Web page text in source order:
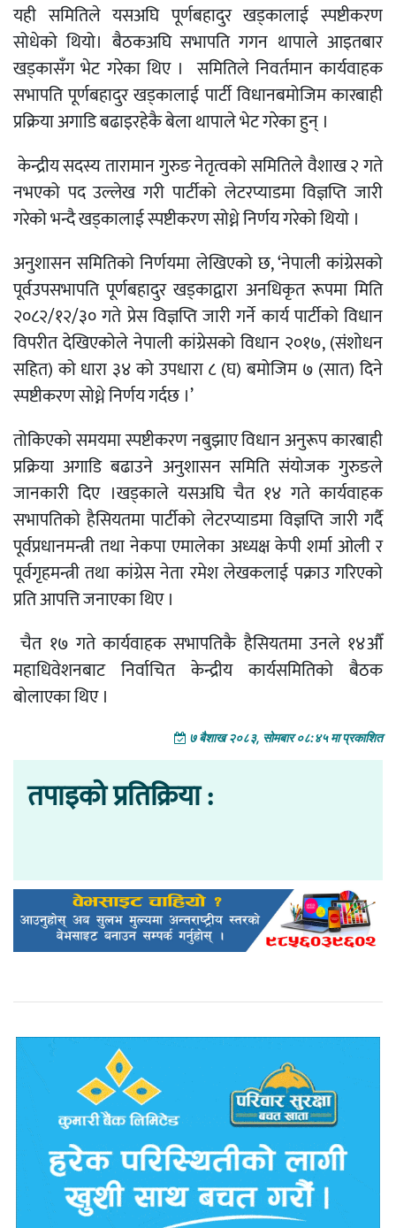
यही समितिले यसअघि पूर्णबहादुर खड्कालाई स्पष्टीकरण
सोधेको थियो। बैठकअघि सभापति गगन थापाले आइतबार
खड्कासँग भेट गरेका थिए । समितिले निवर्तमान कार्यवाहक
सभापति पूर्णबहादुर खड्कालाई पार्टी विधानबमोजिम कारबाही
प्रक्रिया अगाडि बढाइरहेकै बेला थापाले भेट गरेका हुन् ।
केन्द्रीय सदस्य तारामान गुरुङ नेतृत्वको समितिले वैशाख २ गते
नभएको पद उल्लेख गरी पार्टीको लेटरप्याडमा विज्ञप्ति जारी
गरेको भन्दै खड्कालाई स्पष्टीकरण सोध्ने निर्णय गरेको थियो ।
अनुशासन समितिको निर्णयमा लेखिएको छ, ‘नेपाली कांग्रेसको
पूर्वउपसभापति पूर्णबहादुर खड्काद्वारा अनधिकृत रूपमा मिति
२०८२/१२/३० गते प्रेस विज्ञप्ति जारी गर्ने कार्य पार्टीको विधान
विपरीत देखिएकोले नेपाली कांग्रेसको विधान २०१७, (संशोधन
सहित) को धारा ३४ को उपधारा ८ (घ) बमोजिम ७ (सात) दिने
स्पष्टीकरण सोध्ने निर्णय गर्दछ ।’
तोकिएको समयमा स्पष्टीकरण नबुझाए विधान अनुरूप कारबाही
प्रक्रिया अगाडि बढाउने अनुशासन समिति संयोजक गुरुङले
जानकारी दिए ।खड्काले यसअघि चैत १४ गते कार्यवाहक
सभापतिको हैसियतमा पार्टीको लेटरप्याडमा विज्ञप्ति जारी गर्दै
पूर्वप्रधानमन्त्री तथा नेकपा एमालेका अध्यक्ष केपी शर्मा ओली र
पूर्वगृहमन्त्री तथा कांग्रेस नेता रमेश लेखकलाई पक्राउ गरिएको
प्रति आपत्ति जनाएका थिए ।
चैत १७ गते कार्यवाहक सभापतिकै हैसियतमा उनले १४औँ
महाधिवेशनबाट निर्वाचित केन्द्रीय कार्यसमितिको बैठक
बोलाएका थिए ।
७ बैशाख २०८३, सोमबार ०८:४५ मा प्रकाशित
तपाइको प्रतिक्रिया :